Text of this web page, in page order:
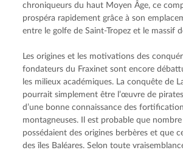
chroniqueurs du haut Moyen Âge, ce
prospéra rapidement grâce à son
entre le golfe de Saint-Tropez et le massif
Les origines et les motivations des
fondateurs du Fraxinet sont encore
les milieux académiques. La conquête de
pourrait simplement être l’œuvre de
d’une bonne connaissance des
montagneuses. Il est probable que nombre
possédaient des origines berbères et que
des îles Baléares. Selon toute